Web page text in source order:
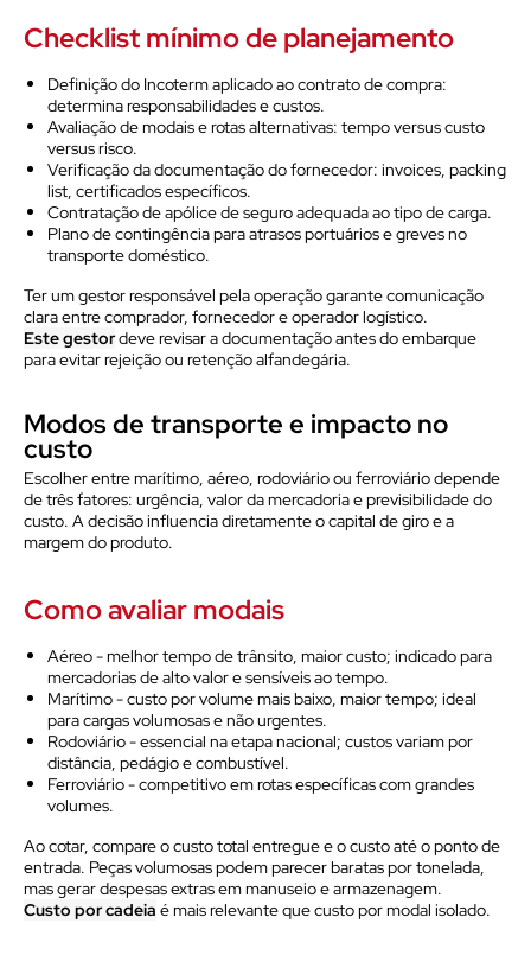
Checklist mínimo de planejamento
Definição do Incoterm aplicado ao contrato de compra:
determina responsabilidades e custos.
Avaliação de modais e rotas alternativas: tempo versus custo
versus risco.
Verificação da documentação do fornecedor: invoices, packing
list, certificados específicos.
Contratação de apólice de seguro adequada ao tipo de carga.
Plano de contingência para atrasos portuários e greves no
transporte doméstico.
Ter um gestor responsável pela operação garante comunicação
clara entre comprador, fornecedor e operador logístico.
Este gestordeve revisar a documentação antes do embarque
para evitar rejeição ou retenção alfandegária.
Modos de transporte e impacto no
custo
Escolher entre marítimo, aéreo, rodoviário ou ferroviário depende
de três fatores: urgência, valor da mercadoria e previsibilidade do
custo. A decisão influencia diretamente o capital de giro e a
margem do produto.
Como avaliar modais
Aéreo - melhor tempo de trânsito, maior custo; indicado para
mercadorias de alto valor e sensíveis ao tempo.
Marítimo - custo por volume mais baixo, maior tempo; ideal
para cargas volumosas e não urgentes.
Rodoviário - essencial na etapa nacional; custos variam por
distância, pedágio e combustível.
Ferroviário - competitivo em rotas específicas com grandes
volumes.
Ao cotar, compare o custo total entregue e o custo até o ponto de
entrada. Peças volumosas podem parecer baratas por tonelada,
mas gerar despesas extras em manuseio e armazenagem.
Custo por cadeia é mais relevante que custo por modal isolado.